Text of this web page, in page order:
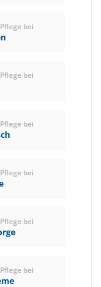
bei
bei
bei
bei
bei
bei